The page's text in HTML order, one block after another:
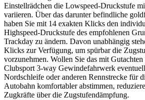
Einstellrädchen die Lowspeed-Druckstufe
variieren. Über das darunter befindliche
haben Sie mit 14 exakten Klicks den
Highspeed-Druckstufe des empfohlenen
Trackday zu ändern. Davon unabhängig
Klicks zur Verfügung, um spürbar die
vorzunehmen. Wollen Sie das mit
Clubsport 3-way Gewindefahrwerk
Nordschleife oder anderen Rennstrecke für
Autobahn komfortabler abstimmen,
Zugkräfte über die Zugstufendämpfung.